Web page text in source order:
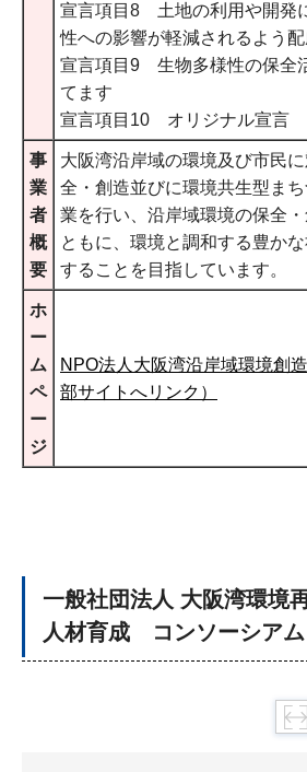
宣言項目8 土地の利用や開発
性への影響が軽減されるよう
宣言項目9 生物多様性の保全
てます
宣言項目10 オリジナル宣言
事
業
者
概
要
大阪湾沿岸域の環境及び市民
全・創造並びに環境共生型ま
業を行い、沿岸域環境の保全
ともに、環境と調和する豊か
することを目指しています。
ホ
ー
ム
ペ
ー
ジ
NPO法人大阪湾沿岸域環境創
部サイトへリンク）
一般社団法人 大阪湾環境
人材育成 コンソーシア